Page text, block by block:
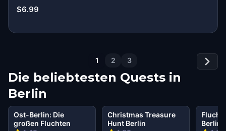
$6.99
1 2 3
Die beliebtesten Quests in
Berlin
Ost-Berlin: Die
großen Fluchten
Christmas Treasure
Hunt Berlin
Flucht
Berlin: